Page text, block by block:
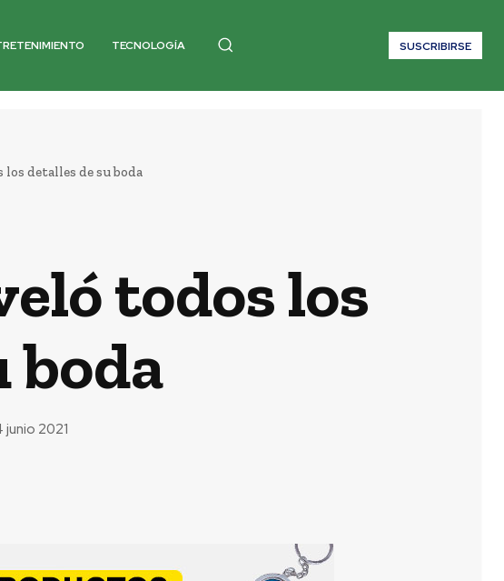
TECNOLOGÍA SUSCRIBIRSE
detalles de su boda
todos los
boda
junio 2021